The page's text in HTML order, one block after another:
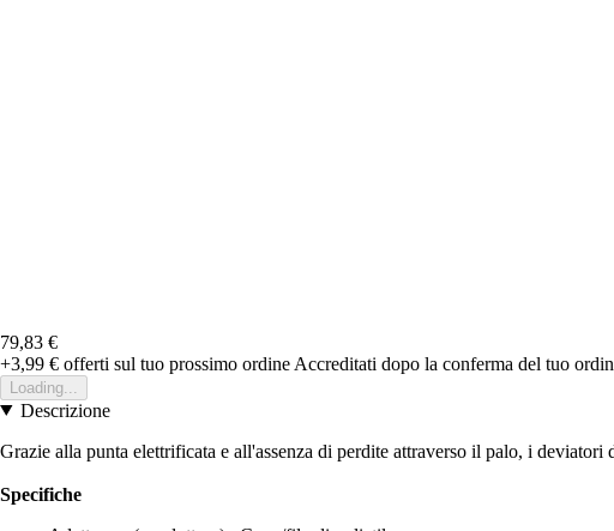
79,83 €
+3,99 € offerti sul tuo prossimo ordine Accreditati dopo la conferma del tuo
Loading...
Descrizione
Grazie alla punta elettrificata e all'assenza di perdite attraverso il palo, i
Specifiche